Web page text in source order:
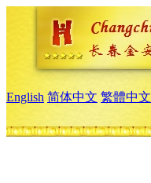
English 简体中文 繁體中文